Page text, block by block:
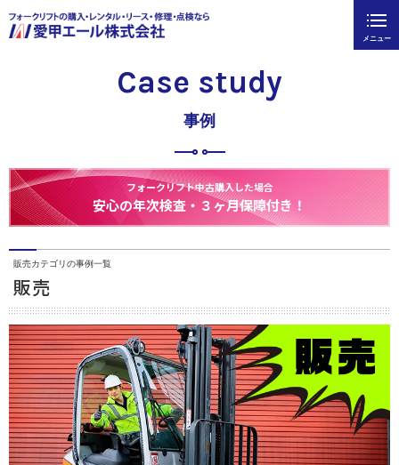
メニュー
Case study
事例
フォークリフト中古購入した場合
安心の年次検査・３ヶ月保障付き！
販売カテゴリの事例一覧
販売